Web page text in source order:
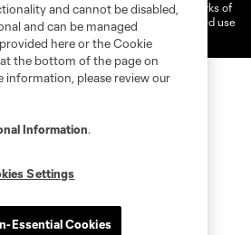
registered and/or common law trademarks of
of their owners. Any unauthorized use
and cannot be disabled,
and can be managed
here or the Cookie
the bottom of the page on
information, please review our
Information.
Settings
Essential Cookies